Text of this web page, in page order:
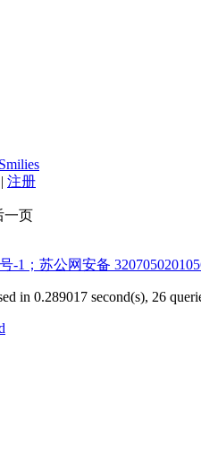
Smilies
| 注册
一页
-1；苏公网安备
in 0.289017 second(s), 26